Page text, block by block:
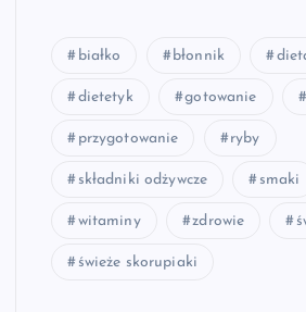
białko błonnik
dietetyk gotowanie
przygotowanie ryby
składniki odżywcze smaki
witaminy zdrowie
świeże skorupiaki